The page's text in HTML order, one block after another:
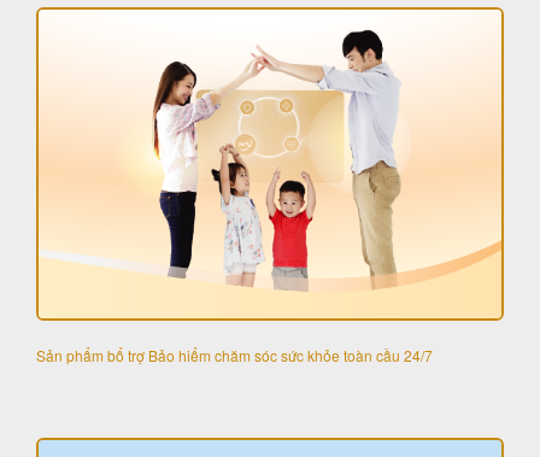
Sản phẩm bổ trợ Bảo hiểm chăm sóc sức khỏe toàn cầu 24/7